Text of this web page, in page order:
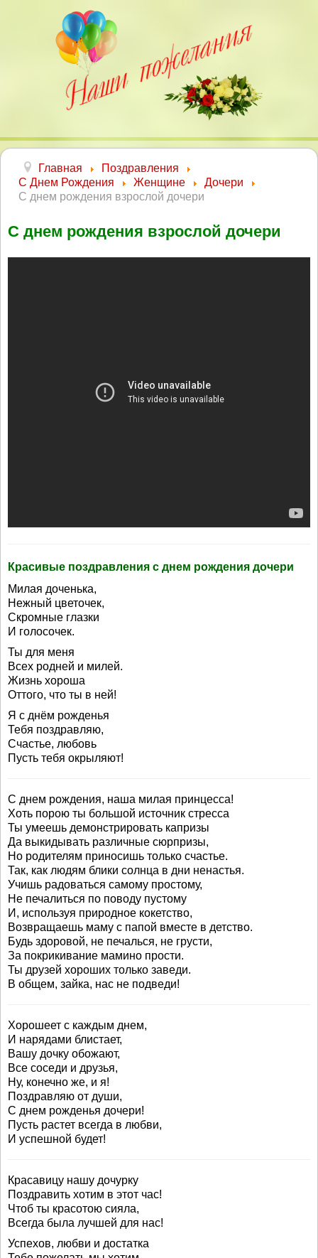
Главная
Поздравления
С Днем Рождения
Женщине
Дочери
С днем рождения взрослой дочери
С днем рождения взрослой дочери
Красивые поздравления с днем рождения дочери
Милая доченька,
Нежный цветочек,
Скромные глазки
И голосочек.
Ты для меня
Всех родней и милей.
Жизнь хороша
Оттого, что ты в ней!
Я с днём рожденья
Тебя поздравляю,
Счастье, любовь
Пусть тебя окрыляют!
С днем рождения, наша милая принцесса!
Хоть порою ты большой источник стресса
Ты умеешь демонстрировать капризы
Да выкидывать различные сюрпризы,
Но родителям приносишь только счастье.
Так, как людям блики солнца в дни ненастья.
Учишь радоваться самому простому,
Не печалиться по поводу пустому
И, используя природное кокетство,
Возвращаешь маму с папой вместе в детство.
Будь здоровой, не печалься, не грусти,
За покрикивание мамино прости.
Ты друзей хороших только заведи.
В общем, зайка, нас не подведи!
Хорошеет с каждым днем,
И нарядами блистает,
Вашу дочку обожают,
Все соседи и друзья,
Ну, конечно же, и я!
Поздравляю от души,
С днем рожденья дочери!
Пусть растет всегда в любви,
И успешной будет!
Красавицу нашу дочурку
Поздравить хотим в этот час!
Чтоб ты красотою сияла,
Всегда была лучшей для нас!
Успехов, любви и достатка